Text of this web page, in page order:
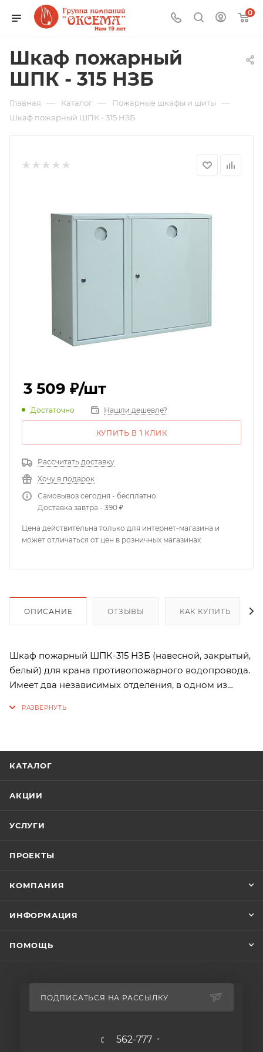
0
Шкаф пожарный
ШПК - 315 НЗБ
Главная — Каталог — Пожарные шкафы и щиты —
Шкаф пожарный ШПК - 315 НЗБ
3 509 ₽/шт
Достаточно Нашли дешевле?
КУПИТЬ В 1 КЛИК
Рассчитать доставку
Хочу в подарок
Самовывоз сегодня - бесплатно
Доставка завтра - 390 ₽
Цена действительна только для интернет-магазина и
может отличаться от цен в розничных магазинах
ОПИСАНИЕ ОТЗЫВЫ КАК КУПИТЬ
Шкаф пожарный ШПК-315 НЗБ (навесной, закрытый,
белый) для крана противопожарного водопровода.
Имеет два независимых отделения, в одном из
запирающих механизмов. Окрашен прочным
краска надолго защитит металлический ящик от
первоначальный вид.
КАТАЛОГ
АКЦИИ
УСЛУГИ
ПРОЕКТЫ
КОМПАНИЯ
ИНФОРМАЦИЯ
ПОМОЩЬ
ПОДПИСАТЬСЯ НА РАССЫЛКУ
562-777